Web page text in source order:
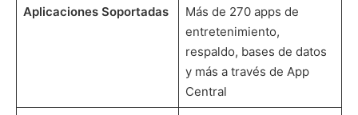
Aplicaciones Soportadas
Más de 270 apps de
entretenimiento,
respaldo, bases de datos
y más a través de App
Central